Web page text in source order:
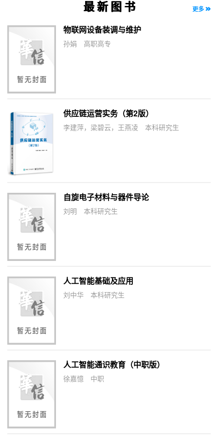
最 新 图 书 更多
物联网设备装调与维护
孙娟 高职高专
供应链运营实务（第2版）
李建萍，梁碧云，王燕凌 本科研究生
自旋电子材料与器件导论
刘明 本科研究生
人工智能基础及应用
刘中华 本科研究生
人工智能通识教育（中职版）
徐嘉憶 中职